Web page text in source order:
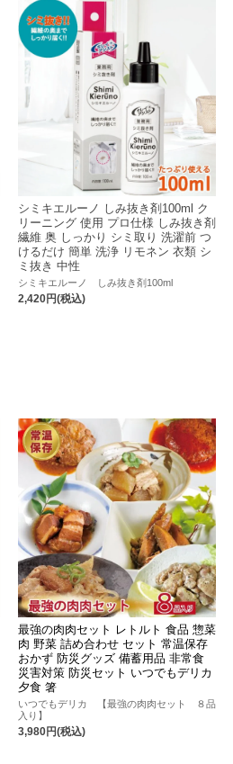
シミキエルーノ しみ抜き剤100ml ク
リーニング 使用 プロ仕様 しみ抜き剤
繊維 奥 しっかり シミ取り 洗濯前 つ
けるだけ 簡単 洗浄 リモネン 衣類 シ
ミ抜き 中性
シミキエルーノ しみ抜き剤100ml
2,420円(税込)
最強の肉肉セット レトルト 食品 惣菜
肉 野菜 詰め合わせ セット 常温保存
おかず 防災グッズ 備蓄用品 非常食
災害対策 防災セット いつでもデリカ
夕食 箸
いつでもデリカ 【最強の肉肉セット ８品
入り】
3,980円(税込)